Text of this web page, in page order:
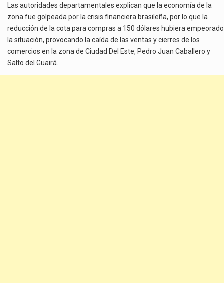
Las autoridades departamentales explican que la economía de la
zona fue golpeada por la crisis financiera brasileña, por lo que la
reducción de la cota para compras a 150 dólares hubiera empeorado
la situación, provocando la caída de las ventas y cierres de los
comercios en la zona de Ciudad Del Este, Pedro Juan Caballero y
Salto del Guairá.